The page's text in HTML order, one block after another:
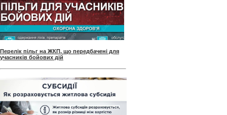
Перелік пільг на ЖКП, що передбачені для
учасників бойових дій